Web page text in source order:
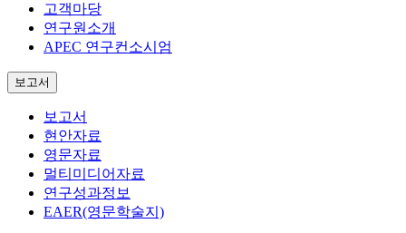
고객마당
연구원소개
APEC 연구컨소시엄
보고서
보고서
현안자료
영문자료
멀티미디어자료
연구성과정보
EAER(영문학술지)